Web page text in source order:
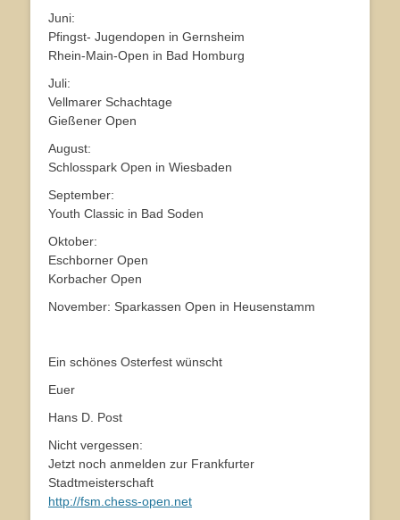
Juni:
Pfingst- Jugendopen in Gernsheim
Rhein-Main-Open in Bad Homburg
Juli:
Vellmarer Schachtage
Gießener Open
August:
Schlosspark Open in Wiesbaden
September:
Youth Classic in Bad Soden
Oktober:
Eschborner Open
Korbacher Open
November: Sparkassen Open in Heusenstamm
Ein schönes Osterfest wünscht
Euer
Hans D. Post
Nicht vergessen:
Jetzt noch anmelden zur Frankfurter
Stadtmeisterschaft
http://fsm.chess-open.net